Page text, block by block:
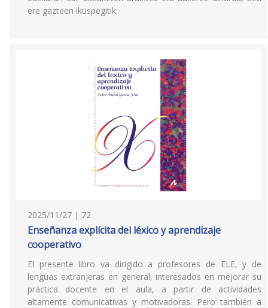
ere gazteen ikuspegitik.
2025/11/27 | 72
Enseñanza explícita del léxico y aprendizaje
cooperativo
El presente libro va dirigido a profesores de ELE, y de
lenguas extranjeras en general, interesados en mejorar su
práctica docente en el aula, a partir de actividades
altamente comunicativas y motivadoras. Pero también a